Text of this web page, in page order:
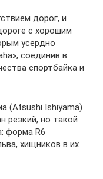
дорог, и
с хорошим
усердно
соединив в
спортбайка и
(Atsushi Ishiyama)
резкий, но такой
форма R6
хищников в их